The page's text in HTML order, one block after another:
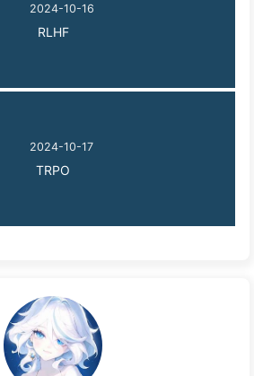
2024-10-16
RLHF
2024-10-17
TRPO